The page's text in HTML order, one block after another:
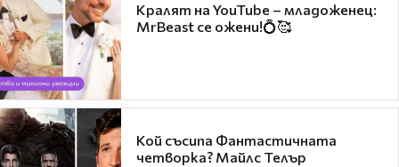
Кралят на YouTube – младоженец:
MrBeast се ожени!💍🥰
Кой съсипа Фантастичната
четворка? Майлс Телър